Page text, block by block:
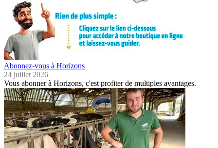
Abonnez-vous à Horizons
24 juillet 2026
Vous abonner à Horizons, c'est profiter de multiples avantages.